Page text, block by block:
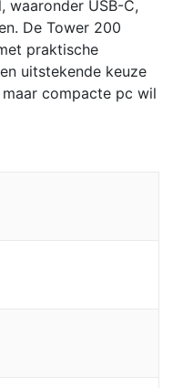
waaronder USB-C,
De Tower 200
praktische
uitstekende keuze
compacte pc wil